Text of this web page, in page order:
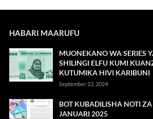
HABARI MAARUFU
MUONEKANO WA SERIES
SHILINGI ELFU KUMI
KUTUMIKA HIVI KARIBUNI
September 22, 2024
BOT KUBADILISHA NOTI
JANUARI 2025